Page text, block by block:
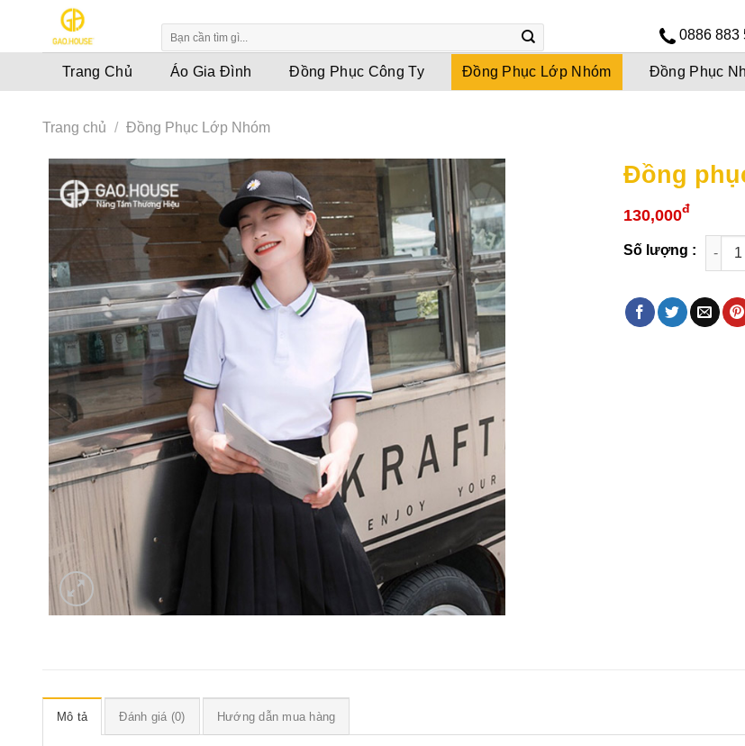
content
0886 883
Trang Chủ Áo Gia Đình Đồng Phục Công Ty Đồng Phục Lớp Nhóm Đồng Phục
Trang chủ / Đồng Phục Lớp Nhóm
Đồng
130,000đ
Mô tả Đánh giá (0) Hướng dẫn mua hàng